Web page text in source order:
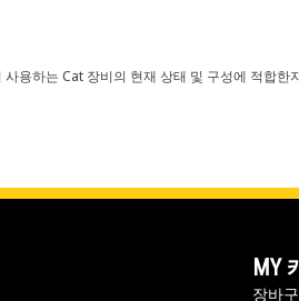
용하는 Cat 장비의 현재 상태 및 구성에 적합
MY
장바